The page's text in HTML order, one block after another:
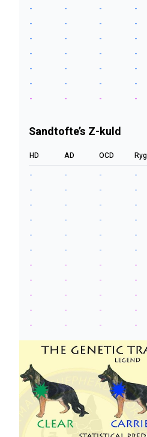
-
- - -
-
- - -
-
- - -
-
- - -
-
- - -
-
- - -
-
- - -
Sandtofte’s Z-kuld
HD AD OCD Ryg
-
- - -
-
- - -
-
- - -
-
- - -
-
- - -
-
- - -
-
- - -
-
- - -
-
- - -
-
- - -
-
- - -